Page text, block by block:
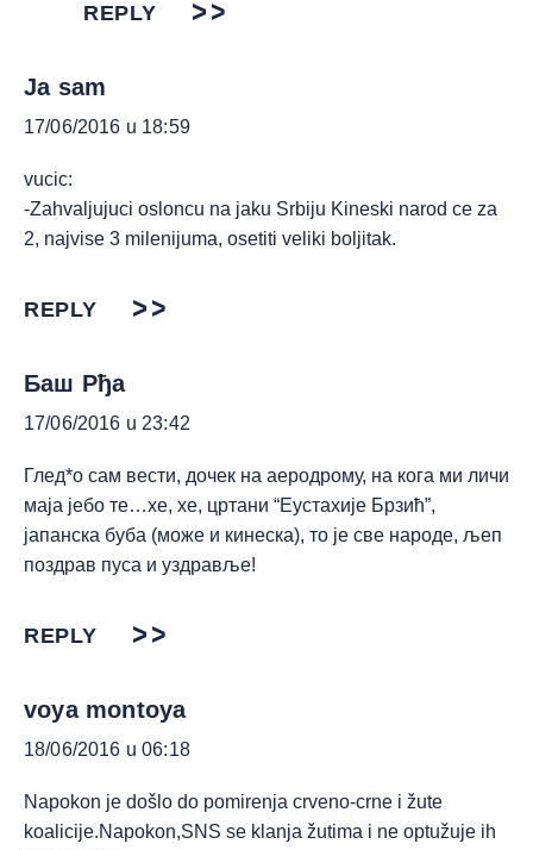
REPLY
Ja sam
17/06/2016 u 18:59
vucic:
-Zahvaljujuci osloncu na jaku Srbiju Kineski narod ce za
2, najvise 3 milenijuma, osetiti veliki boljitak.
REPLY
Баш Рђа
17/06/2016 u 23:42
Глед*о сам вести, дочек на аеродрому, на кога ми личи
маја јебо те…хе, хе, цртани “Еустахије Брзић”,
јапанска буба (може и кинеска), то је све народе, љеп
поздрав пуса и уздравље!
REPLY
voya montoya
18/06/2016 u 06:18
Napokon je došlo do pomirenja crveno-crne i žute
koalicije.Napokon,SNS se klanja žutima i ne optužuje ih